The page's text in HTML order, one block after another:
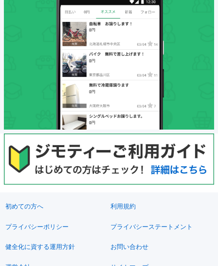
初めての方へ 利用規約
プライバシーポリシー プライバシーステートメント
健全化に資する運用方針 お問い合わせ